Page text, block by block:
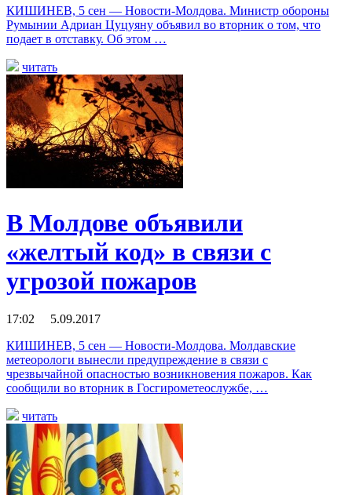
КИШИНЕВ, 5 сен — Новости-Молдова. Министр обороны
Румынии Адриан Цуцуяну объявил во вторник о том, что
подает в отставку. Об этом …
читать
В Молдове объявили
«желтый код» в связи с
угрозой пожаров
17:02 5.09.2017
КИШИНЕВ, 5 сен — Новости-Молдова. Молдавские
метеорологи вынесли предупреждение в связи с
чрезвычайной опасностью возникновения пожаров. Как
сообщили во вторник в Госгирометеослужбе, …
читать